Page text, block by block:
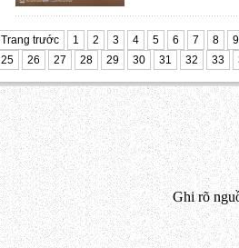
Trang trước 1 2 3 4 5 6 7 8 9
25
26 27 28 29 30 31 32 33
Ghi rõ